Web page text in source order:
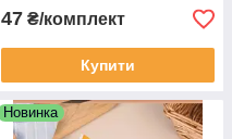
47 ₴/комплект
Купити
Новинка